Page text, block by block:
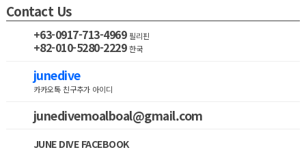
Contact Us
+63-0917-713-4969 필리핀
+82-010-5280-2229 한국
junedive
카카오톡 친구추가 아이디
junedivemoalboal@gmail.com
JUNE DIVE FACEBOOK